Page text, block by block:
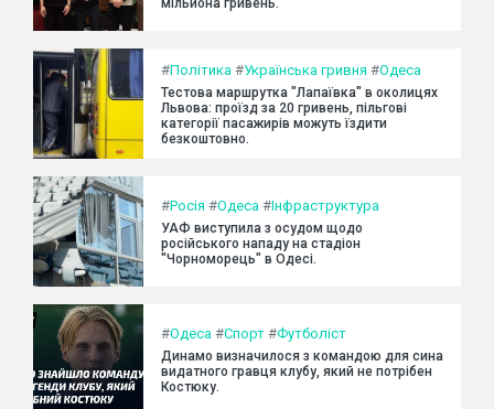
мільйона гривень.
#Політика #Українська гривня #Одеса
Тестова маршрутка "Лапаївка" в околицях
Львова: проїзд за 20 гривень, пільгові
категорії пасажирів можуть їздити
безкоштовно.
#Росія #Одеса #Інфраструктура
УАФ виступила з осудом щодо
російського нападу на стадіон
"Чорноморець" в Одесі.
#Одеса #Спорт #Футболіст
Динамо визначилося з командою для сина
видатного гравця клубу, який не потрібен
Костюку.